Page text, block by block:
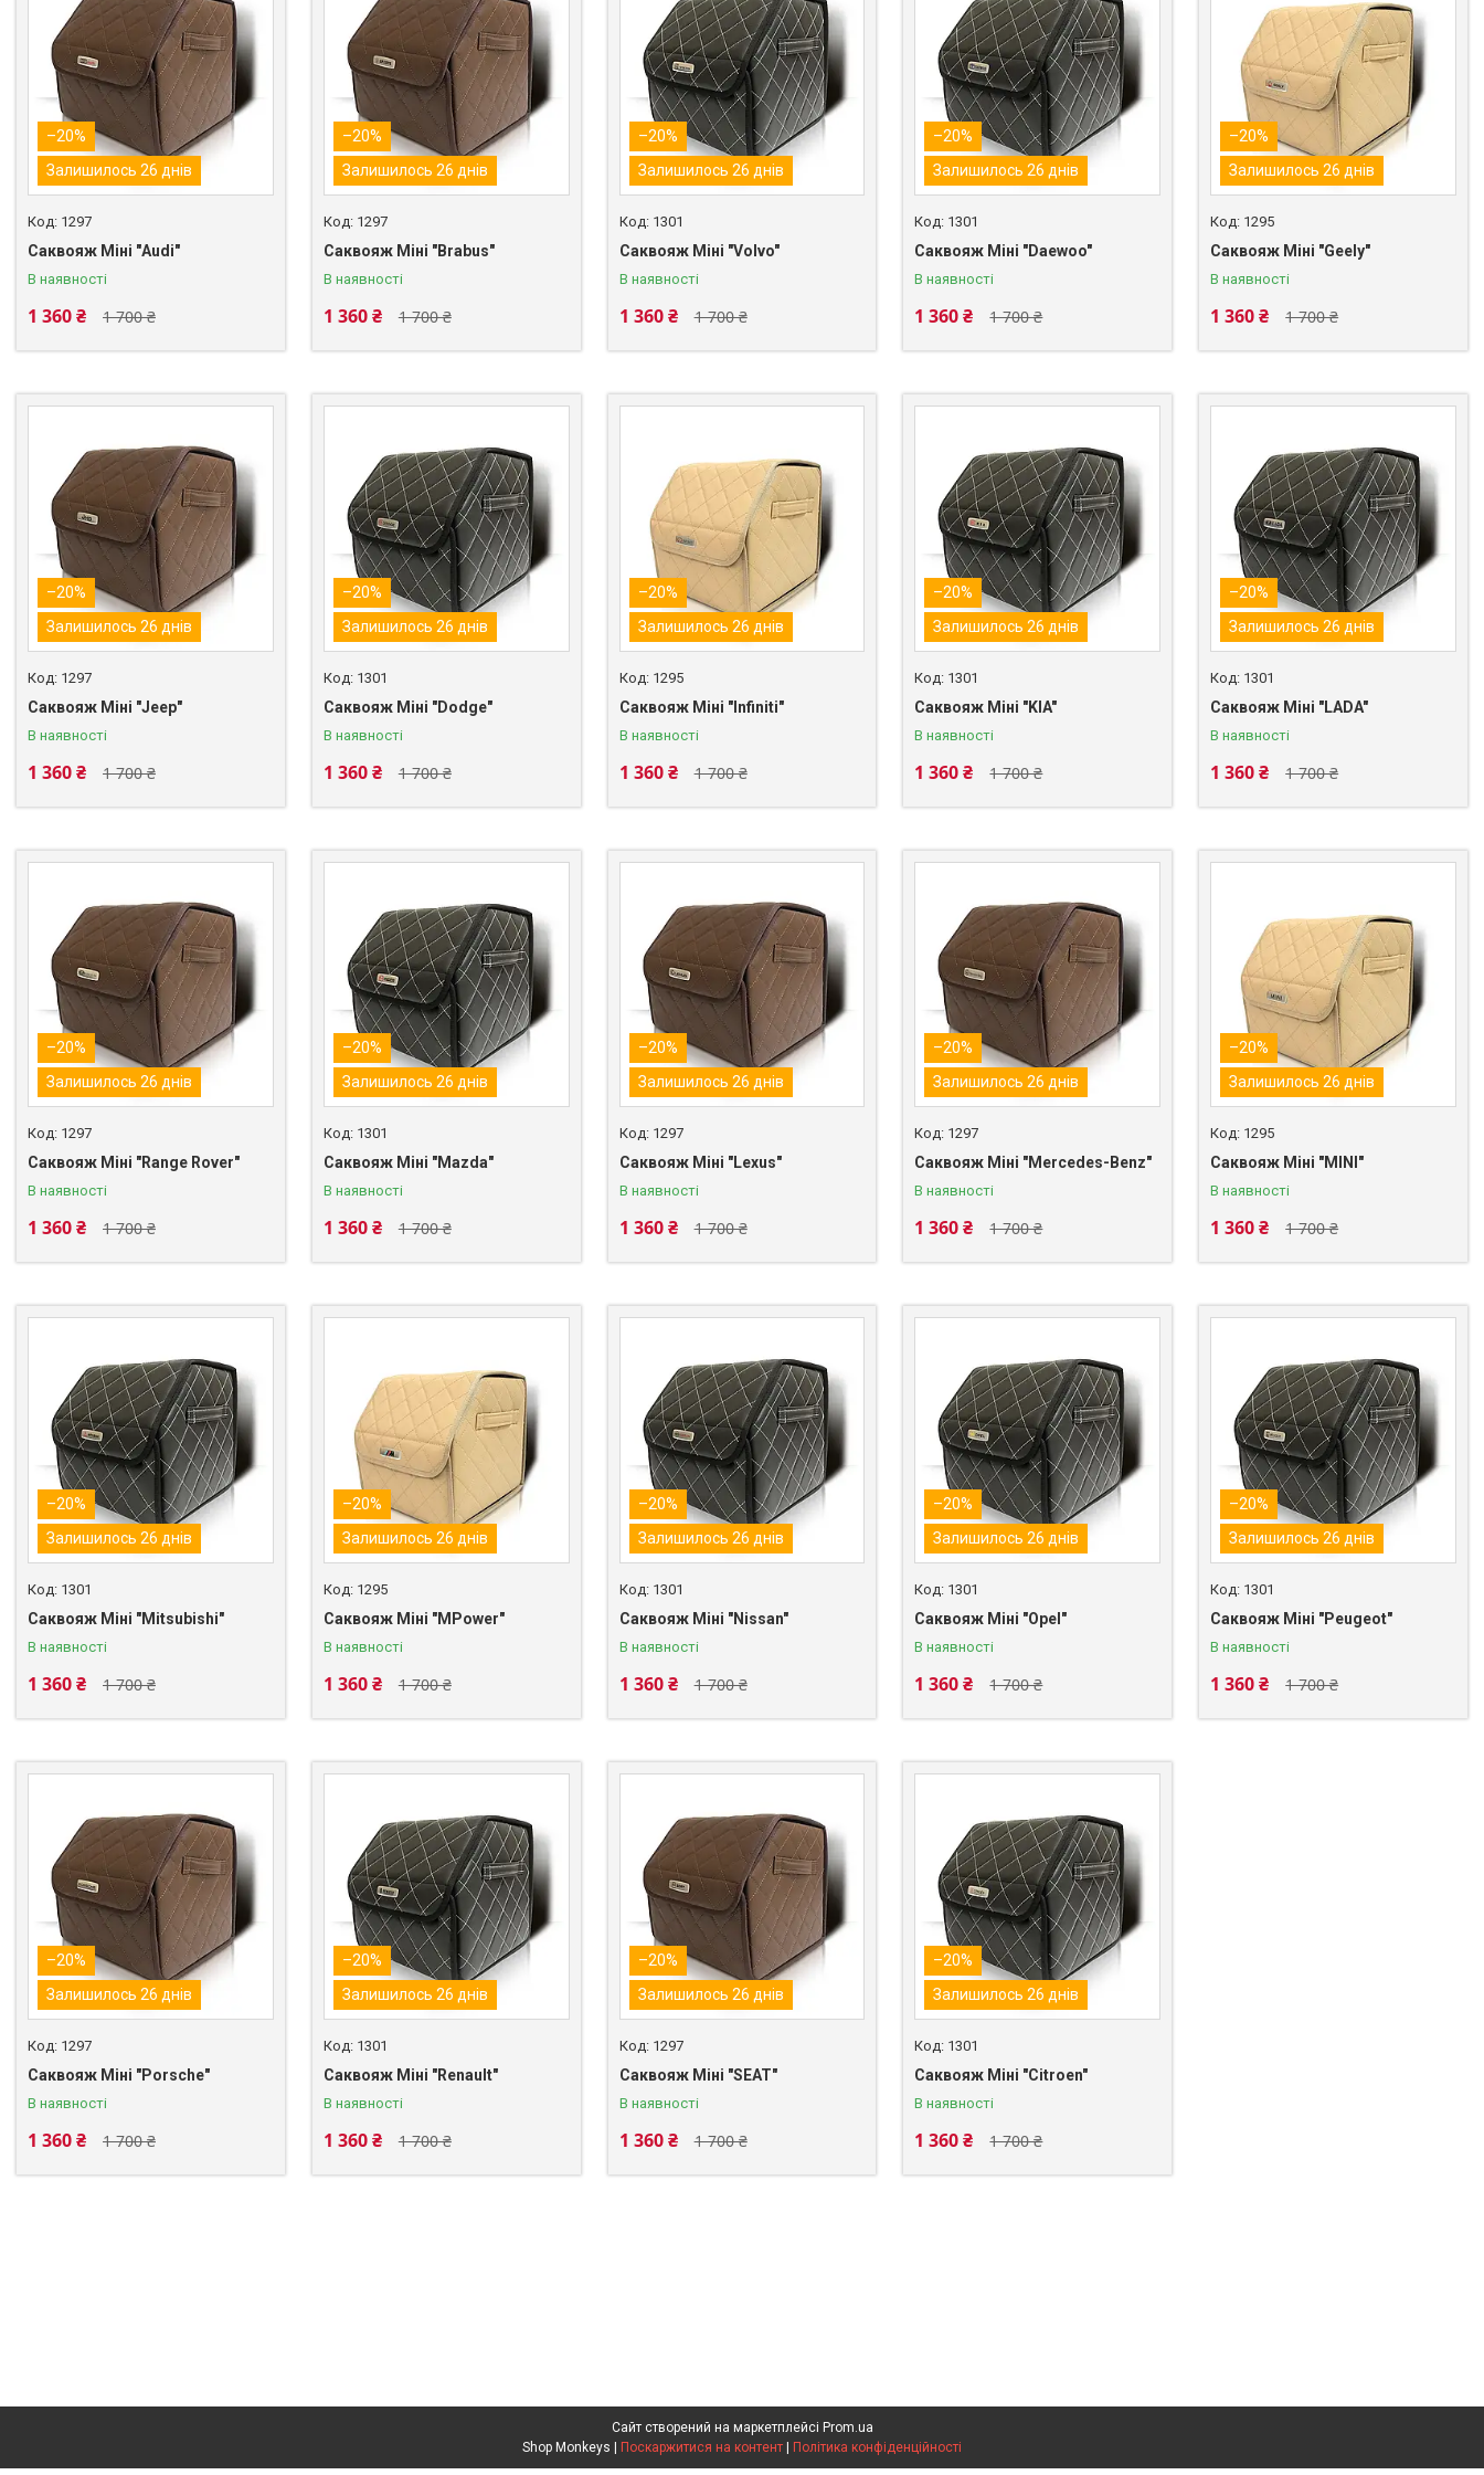
–20%
Залишилось 26 днів
1297
Саквояж Міні "Audi"
В наявності
1 700 ₴
1 360 ₴
–20%
Залишилось 26 днів
1297
Саквояж Міні "Brabus"
В наявності
1 700 ₴
1 360 ₴
–20%
Залишилось 26 днів
1301
Саквояж Міні "Volvo"
В наявності
1 700 ₴
1 360 ₴
–20%
Залишилось 26 днів
1301
Саквояж Міні "Daewoo"
В наявності
1 700 ₴
1 360 ₴
–20%
Залишилось 26 днів
1295
Саквояж Міні "Geely"
В наявності
1 700 ₴
1 360 ₴
–20%
Залишилось 26 днів
1297
Саквояж Міні "Jeep"
В наявності
1 700 ₴
1 360 ₴
–20%
Залишилось 26 днів
1301
Саквояж Міні "Dodge"
В наявності
1 700 ₴
1 360 ₴
–20%
Залишилось 26 днів
1295
Саквояж Міні "Infiniti"
В наявності
1 700 ₴
1 360 ₴
–20%
Залишилось 26 днів
1301
Саквояж Міні "KIA"
В наявності
1 700 ₴
1 360 ₴
–20%
Залишилось 26 днів
1301
Саквояж Міні "LADA"
В наявності
1 700 ₴
1 360 ₴
–20%
Залишилось 26 днів
1297
Саквояж Міні "Range Rover"
В наявності
1 700 ₴
1 360 ₴
–20%
Залишилось 26 днів
1301
Саквояж Міні "Mazda"
В наявності
1 700 ₴
1 360 ₴
–20%
Залишилось 26 днів
1297
Саквояж Міні "Lexus"
В наявності
1 700 ₴
1 360 ₴
–20%
Залишилось 26 днів
1297
Саквояж Міні "Mercedes-Benz"
В наявності
1 700 ₴
1 360 ₴
–20%
Залишилось 26 днів
1295
Саквояж Міні "MINI"
В наявності
1 700 ₴
1 360 ₴
–20%
Залишилось 26 днів
1301
Саквояж Міні "Mitsubishi"
В наявності
1 700 ₴
1 360 ₴
–20%
Залишилось 26 днів
1295
Саквояж Міні "MPower"
В наявності
1 700 ₴
1 360 ₴
–20%
Залишилось 26 днів
1301
Саквояж Міні "Nissan"
В наявності
1 700 ₴
1 360 ₴
–20%
Залишилось 26 днів
1301
Саквояж Міні "Opel"
В наявності
1 700 ₴
1 360 ₴
–20%
Залишилось 26 днів
1301
Саквояж Міні "Peugeot"
В наявності
1 700 ₴
1 360 ₴
–20%
Залишилось 26 днів
1297
Саквояж Міні "Porsche"
В наявності
1 700 ₴
1 360 ₴
–20%
Залишилось 26 днів
1301
Саквояж Міні "Renault"
В наявності
1 700 ₴
1 360 ₴
–20%
Залишилось 26 днів
1297
Саквояж Міні "SEAT"
В наявності
1 700 ₴
1 360 ₴
–20%
Залишилось 26 днів
1301
Саквояж Міні "Citroen"
В наявності
1 700 ₴
1 360 ₴
Сайт створений на маркетплейсі Prom.ua
Поскаржитися на контент Політика конфіденційності